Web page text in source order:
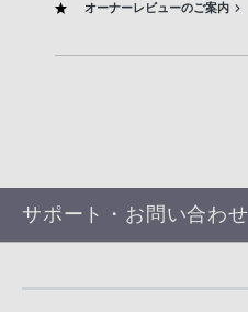
オーナーレビューのご案内
サポート・お問い合わせ